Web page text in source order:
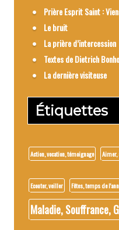
Prière Esprit Saint :
Le bruit
La prière d’intercession
Textes de Dietrich
La dernière visiteuse
Étiquettes
Action, vocation, témoignage Aimer,
Ecouter, veiller Fêtes, temps de
Maladie, Souffrance,